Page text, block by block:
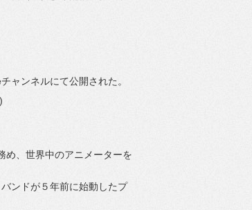
ャンネルにて公開された。
め、世界中のアニメーターを
ンドが５年前に始動したプ